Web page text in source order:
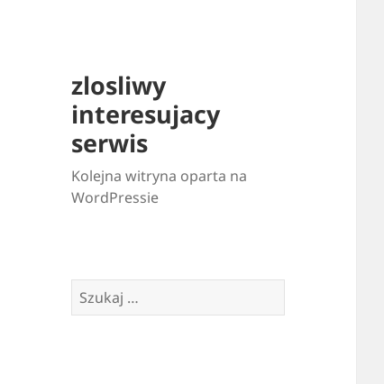
zlosliwy
interesujacy
serwis
Kolejna witryna oparta na
WordPressie
Szukaj: